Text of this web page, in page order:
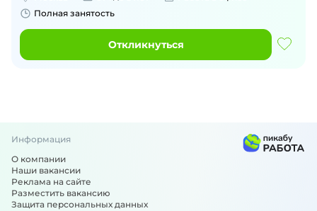
Полная занятость
Откликнуться
Информация
О компании
Наши вакансии
Реклама на сайте
Разместить вакансию
Защита персональных данных